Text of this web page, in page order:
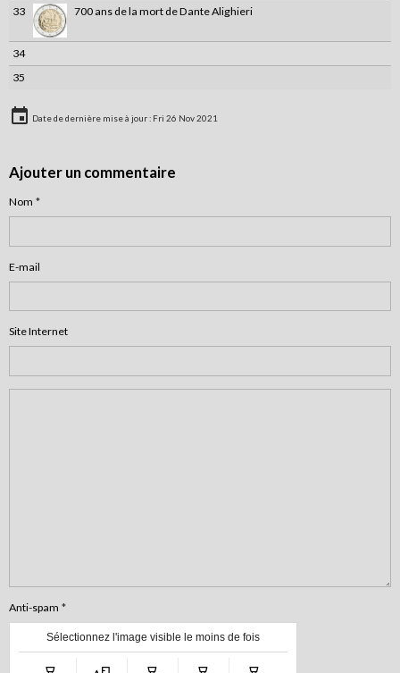
33 700 ans de la mort de Dante Alighieri
34
35
Date de dernière mise à jour : Fri 26 Nov 2021
Ajouter un commentaire
Nom
E-mail
Site Internet
Anti-spam
Sélectionnez l'image visible le moins de fois